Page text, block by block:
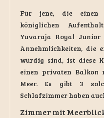
Für jene, die einen
königlichen
Yuvaraja Royal Junior
Annehmlichkeiten, die
würdig sind, ist diese
einen privaten Balkon
Meer. Es gibt 3
Schlafzimmer haben
Zimmer mit